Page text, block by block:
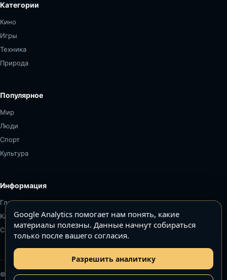
Категории
Кино
Игры
Техника
Природа
Популярное
Мир
Люди
Спорт
Культура
Информация
Главная
Карта сайта
Связаться
© Топ5–Топ10. Все права защищены.
Google Analytics помогает нам понять, какие
материалы полезны. Данные начнут собираться
только после вашего согласия.
Разрешить аналитику